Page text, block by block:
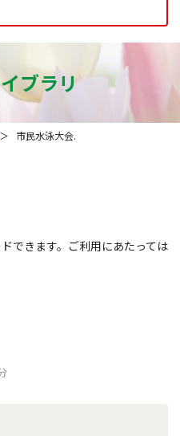
ブラリ
市民水泳大会.
できます。ご利用にあたっては